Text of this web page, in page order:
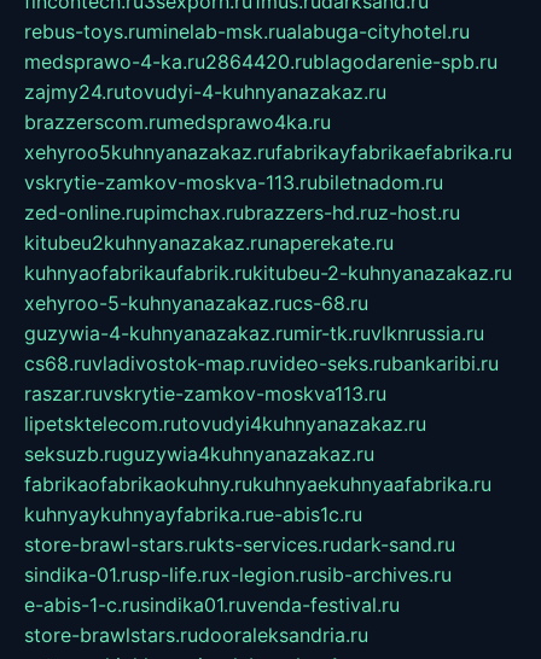
rebus-toys.ruminelab-msk.rualabuga-cityhotel.ru
medsprawo-4-ka.ru2864420.rublagodarenie-spb.ru
zajmy24.rutovudyi-4-kuhnyanazakaz.ru
brazzerscom.rumedsprawo4ka.ru
xehyroo5kuhnyanazakaz.rufabrikayfabrikaefabrika.ru
vskrytie-zamkov-moskva-113.rubiletnadom.ru
zed-online.rupimchax.rubrazzers-hd.ruz-host.ru
kitubeu2kuhnyanazakaz.runaperekate.ru
kuhnyaofabrikaufabrik.rukitubeu-2-kuhnyanazakaz.ru
xehyroo-5-kuhnyanazakaz.rucs-68.ru
guzywia-4-kuhnyanazakaz.rumir-tk.ruvlknrussia.ru
cs68.ruvladivostok-map.ruvideo-seks.rubankaribi.ru
raszar.ruvskrytie-zamkov-moskva113.ru
lipetsktelecom.rutovudyi4kuhnyanazakaz.ru
seksuzb.ruguzywia4kuhnyanazakaz.ru
fabrikaofabrikaokuhny.rukuhnyaekuhnyaafabrika.ru
kuhnyaykuhnyayfabrika.rue-abis1c.ru
store-brawl-stars.rukts-services.rudark-sand.ru
sindika-01.rusp-life.rux-legion.rusib-archives.ru
e-abis-1-c.rusindika01.ruvenda-festival.ru
store-brawlstars.rudooraleksandria.ru